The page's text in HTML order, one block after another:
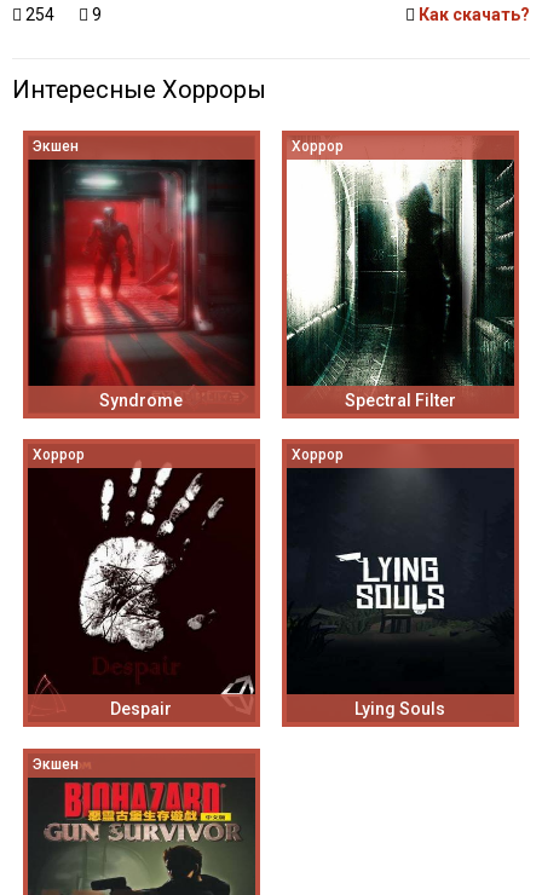
254 9 Как скачать?
Интересные Хорроры
Экшен
Syndrome
Хоррор
Spectral Filter
Хоррор
Despair
Хоррор
Lying Souls
Экшен